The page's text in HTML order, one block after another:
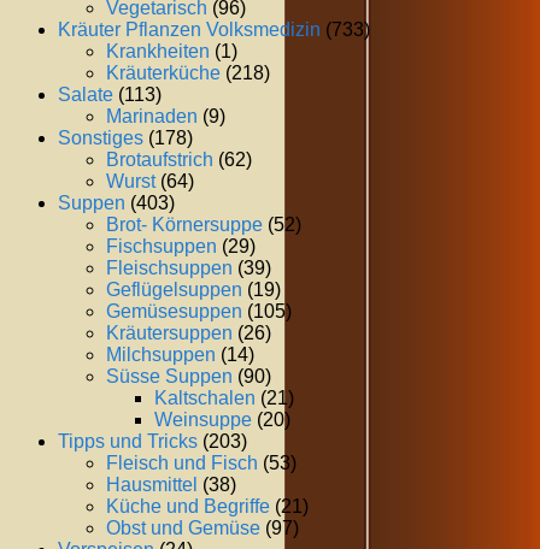
Vegetarisch (96)
Kräuter Pflanzen Volksmedizin (733)
Krankheiten (1)
Kräuterküche (218)
Salate (113)
Marinaden (9)
Sonstiges (178)
Brotaufstrich (62)
Wurst(64)
Suppen (403)
Brot- Körnersuppe (52)
Fischsuppen (29)
Fleischsuppen (39)
Geflügelsuppen (19)
Gemüsesuppen (105)
Kräutersuppen (26)
Milchsuppen (14)
Süsse Suppen (90)
Kaltschalen (21)
Weinsuppe (20)
Tipps und Tricks (203)
Fleisch und Fisch (53)
Hausmittel (38)
Küche und Begriffe (21)
Obst und Gemüse (97)